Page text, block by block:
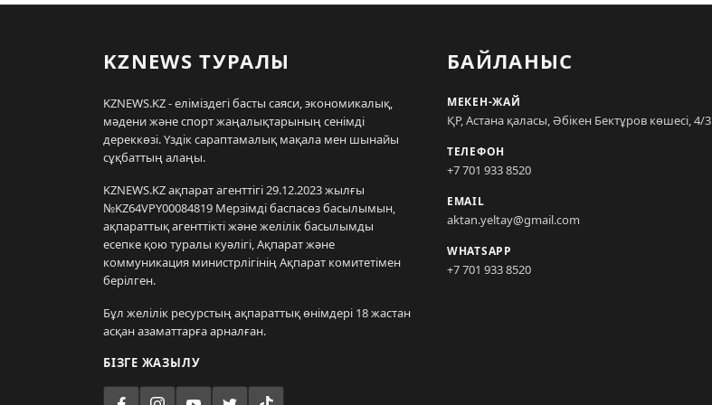
KZNEWS ТУРАЛЫ
KZNEWS.KZ - еліміздегі басты саяси, экономикалық,
мәдени және спорт жаңалықтарының сенімді
дереккөзі. Үздік сараптамалық мақала мен шынайы
сұқбаттың алаңы.
KZNEWS.KZ ақпарат агенттігі 29.12.2023 жылғы
№KZ64VPY00084819 Мерзімді баспасөз басылымын,
ақпараттық агенттікті және желілік басылымды
есепке қою туралы куәлігі, Ақпарат және
коммуникация министрлігінің Ақпарат комитетімен
берілген.
Бұл желілік ресурстың ақпараттық өнімдері 18 жастан
асқан азаматтарға арналған.
БІЗГЕ ЖАЗЫЛУ
БАЙЛАНЫС
МЕКЕН-ЖАЙ
ҚР, Астана қаласы, Әбікен Бектұров көшесі, 4/3
ТЕЛЕФОН
+7 701 933 8520
EMAIL
aktan.yeltay@gmail.com
WHATSAPP
+7 701 933 8520